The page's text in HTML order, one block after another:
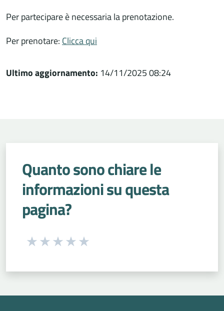
Per partecipare è necessaria la prenotazione.
Per prenotare: Clicca qui
Ultimo aggiornamento: 14/11/2025 08:24
Quanto sono chiare le
informazioni su questa
pagina?
Seleziona una valutazione da 1 a 5 stelle